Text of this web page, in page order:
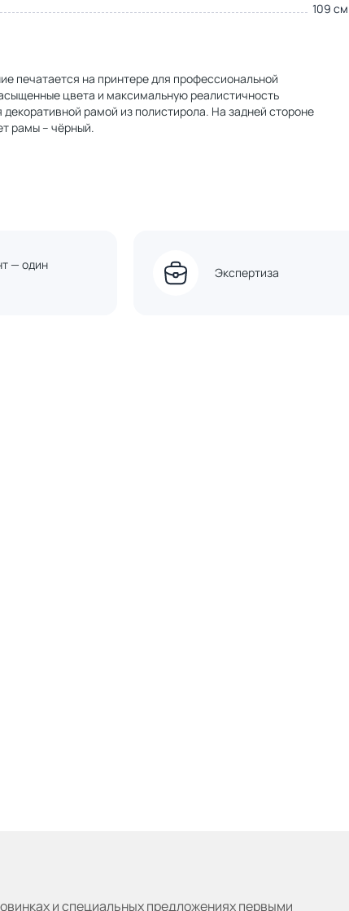
109 см
печатается на принтере для профессиональной
цвета и максимальную реалистичность
рамой из полистирола. На задней стороне
рамы – чёрный.
— один
Экспертиза
и специальных предложениях первыми